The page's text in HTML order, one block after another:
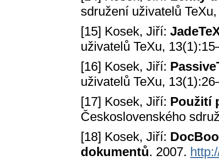
sdružení uživatelů
[15] Kosek, Jiří:
uživatelů TeXu,
[16] Kosek, Jiří:
uživatelů TeXu,
[17] Kosek, Jiří: Použití
Československého
[18] Kosek, Jiří:
dokumentů. 2007.